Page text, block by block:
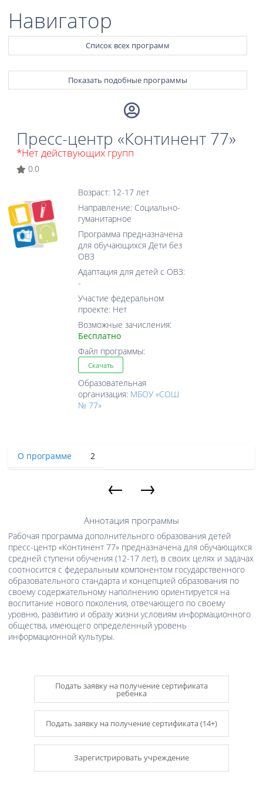
Навигатор
Список всех программ
Показать подобные программы
Пресс-центр «Континент 77»
*Нет действующих групп
0.0
Возраст: 12-17 лет
Направление: Социально-
гуманитарное
Программа предназначена
для обучающихся Дети без
ОВЗ
Адаптация для детей с ОВЗ:
-
Участие федеральном
проекте: Нет
Возможные зачисления:
Бесплатно
Файл программы:
Скачать
Образовательная
организация: МБОУ «СОШ
№ 77»
О программе 2
← →
Аннотация программы
Рабочая программа дополнительного образования детей
пресс-центр «Континент 77» предназначена для обучающихся
средней ступени обучения (12-17 лет), в своих целях и задачах
соотносится с федеральным компонентом государственного
образовательного стандарта и концепцией образования по
своему содержательному наполнению ориентируется на
воспитание нового поколения, отвечающего по своему
уровню, развитию и образу жизни условиям информационного
общества, имеющего определенный уровень
информационной культуры.
Подать заявку на получение сертификата
ребенка
Подать заявку на получение сертификата (14+)
Зарегистрировать учреждение